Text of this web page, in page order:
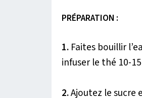
PRÉPARATION :
1. Faites bouillir
infuser le thé 10-
2.Ajoutez le